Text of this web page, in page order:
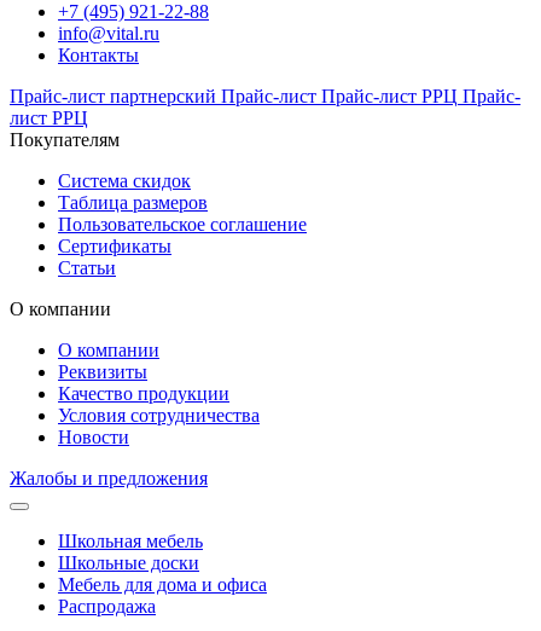
+7 (495) 921-22-88
info@vital.ru
Контакты
Прайс-лист партнерский Прайс-лист Прайс-лист РРЦ Прайс-
лист РРЦ
Покупателям
Система скидок
Таблица размеров
Пользовательское соглашение
Сертификаты
Статьи
О компании
О компании
Реквизиты
Качество продукции
Условия сотрудничества
Новости
Жалобы и предложения
Школьная мебель
Школьные доски
Мебель для дома и офиса
Распродажа